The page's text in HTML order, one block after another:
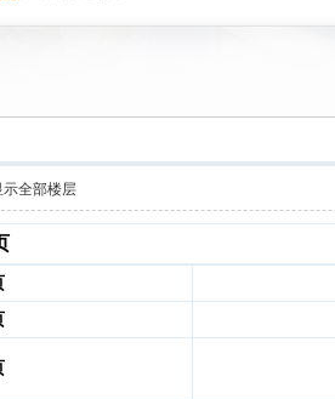
示全部楼层